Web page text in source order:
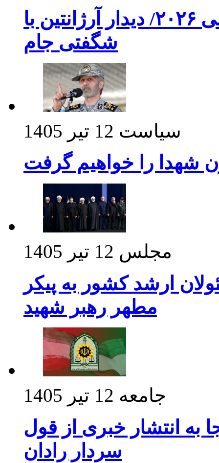
برنامه بازی های امشب جام جهانی ۲۰۲۶/ دیدار آرژانتین با
شگفتی جام
سیاست 12 تیر 1405
شهدا را خواهیم گرفت
مجلس 12 تیر 1405
ارشد کشور به پیکر
مطهر رهبر شهید
جامعه 12 تیر 1405
به انتشار خبری از قول
سردار رادان